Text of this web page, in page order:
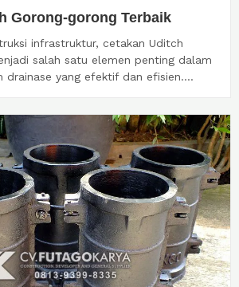
Gorong-gorong Terbaik
infrastruktur, cetakan Uditch
salah satu elemen penting dalam
drainase yang efektif dan efisien....